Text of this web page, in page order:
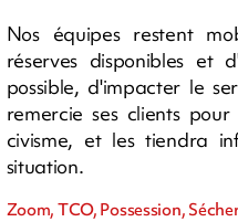
Nos équipes restent
réserves disponibles et
possible, d'impacter le
remercie ses clients
civisme, et les tiendra
situation.
Zoom, TCO, Possession,